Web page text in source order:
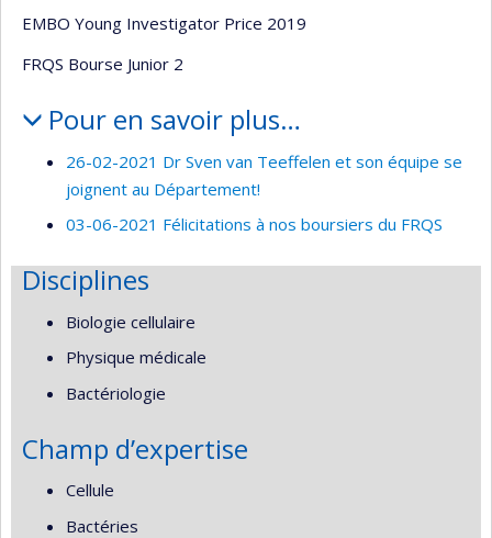
EMBO Young Investigator Price 2019
FRQS Bourse Junior 2
Pour en savoir plus…
26-02-2021 Dr Sven van Teeffelen et son équipe se
joignent au Département!
03-06-2021 Félicitations à nos boursiers du FRQS
Disciplines
Biologie cellulaire
Physique médicale
Bactériologie
Champ d’expertise
Cellule
Bactéries